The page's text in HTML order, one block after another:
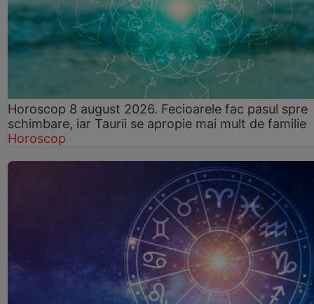
Horoscop 8 august 2026. Fecioarele fac pasul spre
schimbare, iar Taurii se apropie mai mult de familie
Horoscop